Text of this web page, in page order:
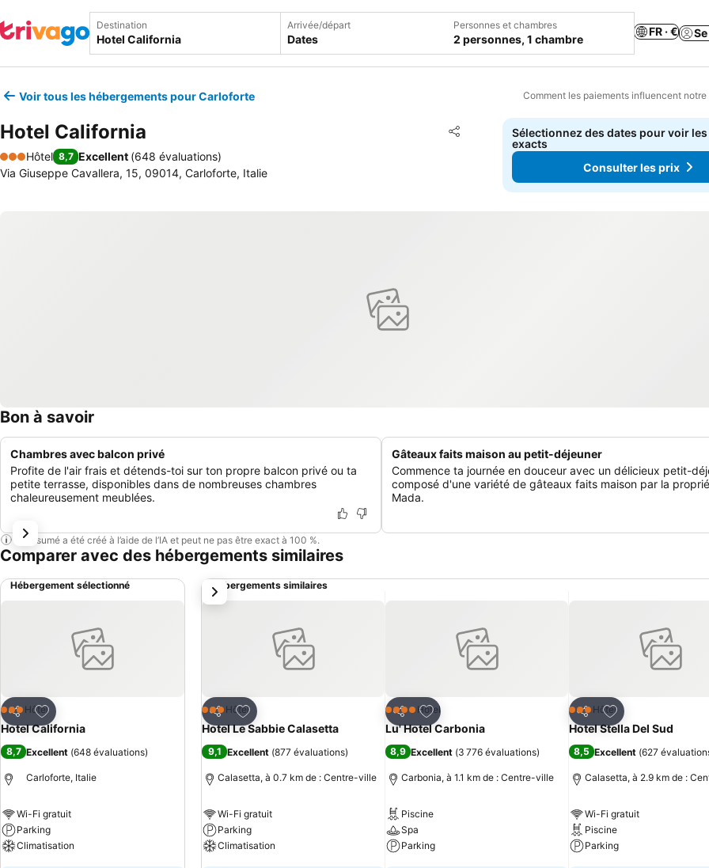
Destination Arrivée/départ
Dates
Personnes et chambres
2 personnes, 1 chambre
FR · €
Voir tous les hébergements pour Carloforte Comment les paiements influencent
Hotel California Partager
Ajouter à mes favoris
3 Étoiles
Hôtel 8,7 Excellent (648 évaluations)
Via Giuseppe Cavallera, 15, 09014, Carloforte, Italie
Sélectionnez des dates pour voir
exacts
Consulter les prix
Bon à savoir
Chambres avec balcon privé
Profite de l'air frais et détends-toi sur ton propre balcon privé ou ta
petite terrasse, disponibles dans de nombreuses chambres
chaleureusement meublées.
Gâteaux faits maison au petit-déjeuner
Commence ta journée en douceur avec un délicieux petit-
composé d'une variété de gâteaux faits maison par la
Mada.
Ce résumé a été créé à l’aide de l’IA et peut ne pas être exact à 100 %.
Comparer avec des hébergements similaires
Hébergement sélectionné
Partager
Ajouter à mes favoris
3 ÉtoilesHôtel
Hotel California
8,7 Excellent (648 évaluations)
Carloforte, Italie
Wi-Fi gratuit
Parking
Climatisation
Hébergements similaires
Partager
Ajouter à mes favoris
3 ÉtoilesHôtel
Hotel Le Sabbie Calasetta
9,1 Excellent (877 évaluations)
Calasetta, à 0.7 km de : Centre-ville
Wi-Fi gratuit
Parking
Climatisation
Partager
Ajouter à mes favoris
4 ÉtoilesHôtel
Lu' Hotel Carbonia
8,9 Excellent (3 776 évaluations)
Carbonia, à 1.1 km de : Centre-ville
Piscine
Spa
Parking
Partager
Ajouter à mes
3 ÉtoilesHôtel
Hotel Stella Del Sud
8,5 Excellent (627
Calasetta, à 2.9 km de :
Wi-Fi gratuit
Piscine
Parking
suivant